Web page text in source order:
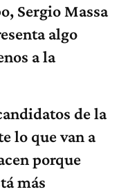
Sergio Massa
algo
a la
de la
lo que van a
porque
más